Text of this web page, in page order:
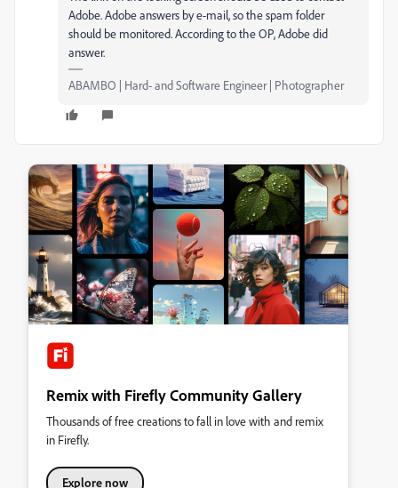
Adobe. Adobe answers by e-mail, so the spam folder
should be monitored. According to the OP, Adobe did
answer.
ABAMBO | Hard- and Software Engineer | Photographer
Remix with Firefly Community Gallery
Thousands of free creations to fall in love with and remix
in Firefly.
Explore now